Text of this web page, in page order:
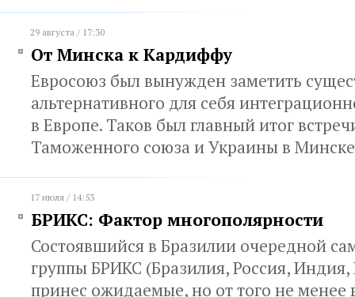
29 августа / 17:30
От Минска к Кардиффу
Евросоюз был вынужден заметить
альтернативного для себя
в Европе. Таков был главный итог
Таможенного союза и Украины в
17 июля / 14:53
БРИКС: Фактор многополярности
Состоявшийся в Бразилии очередной
группы БРИКС (Бразилия, Россия,
принес ожидаемые, но от того не менее